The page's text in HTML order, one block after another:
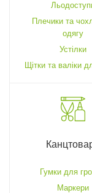
Плечики та
одягу
Устілки
Щітки та валіки
Гумки для
Маркери